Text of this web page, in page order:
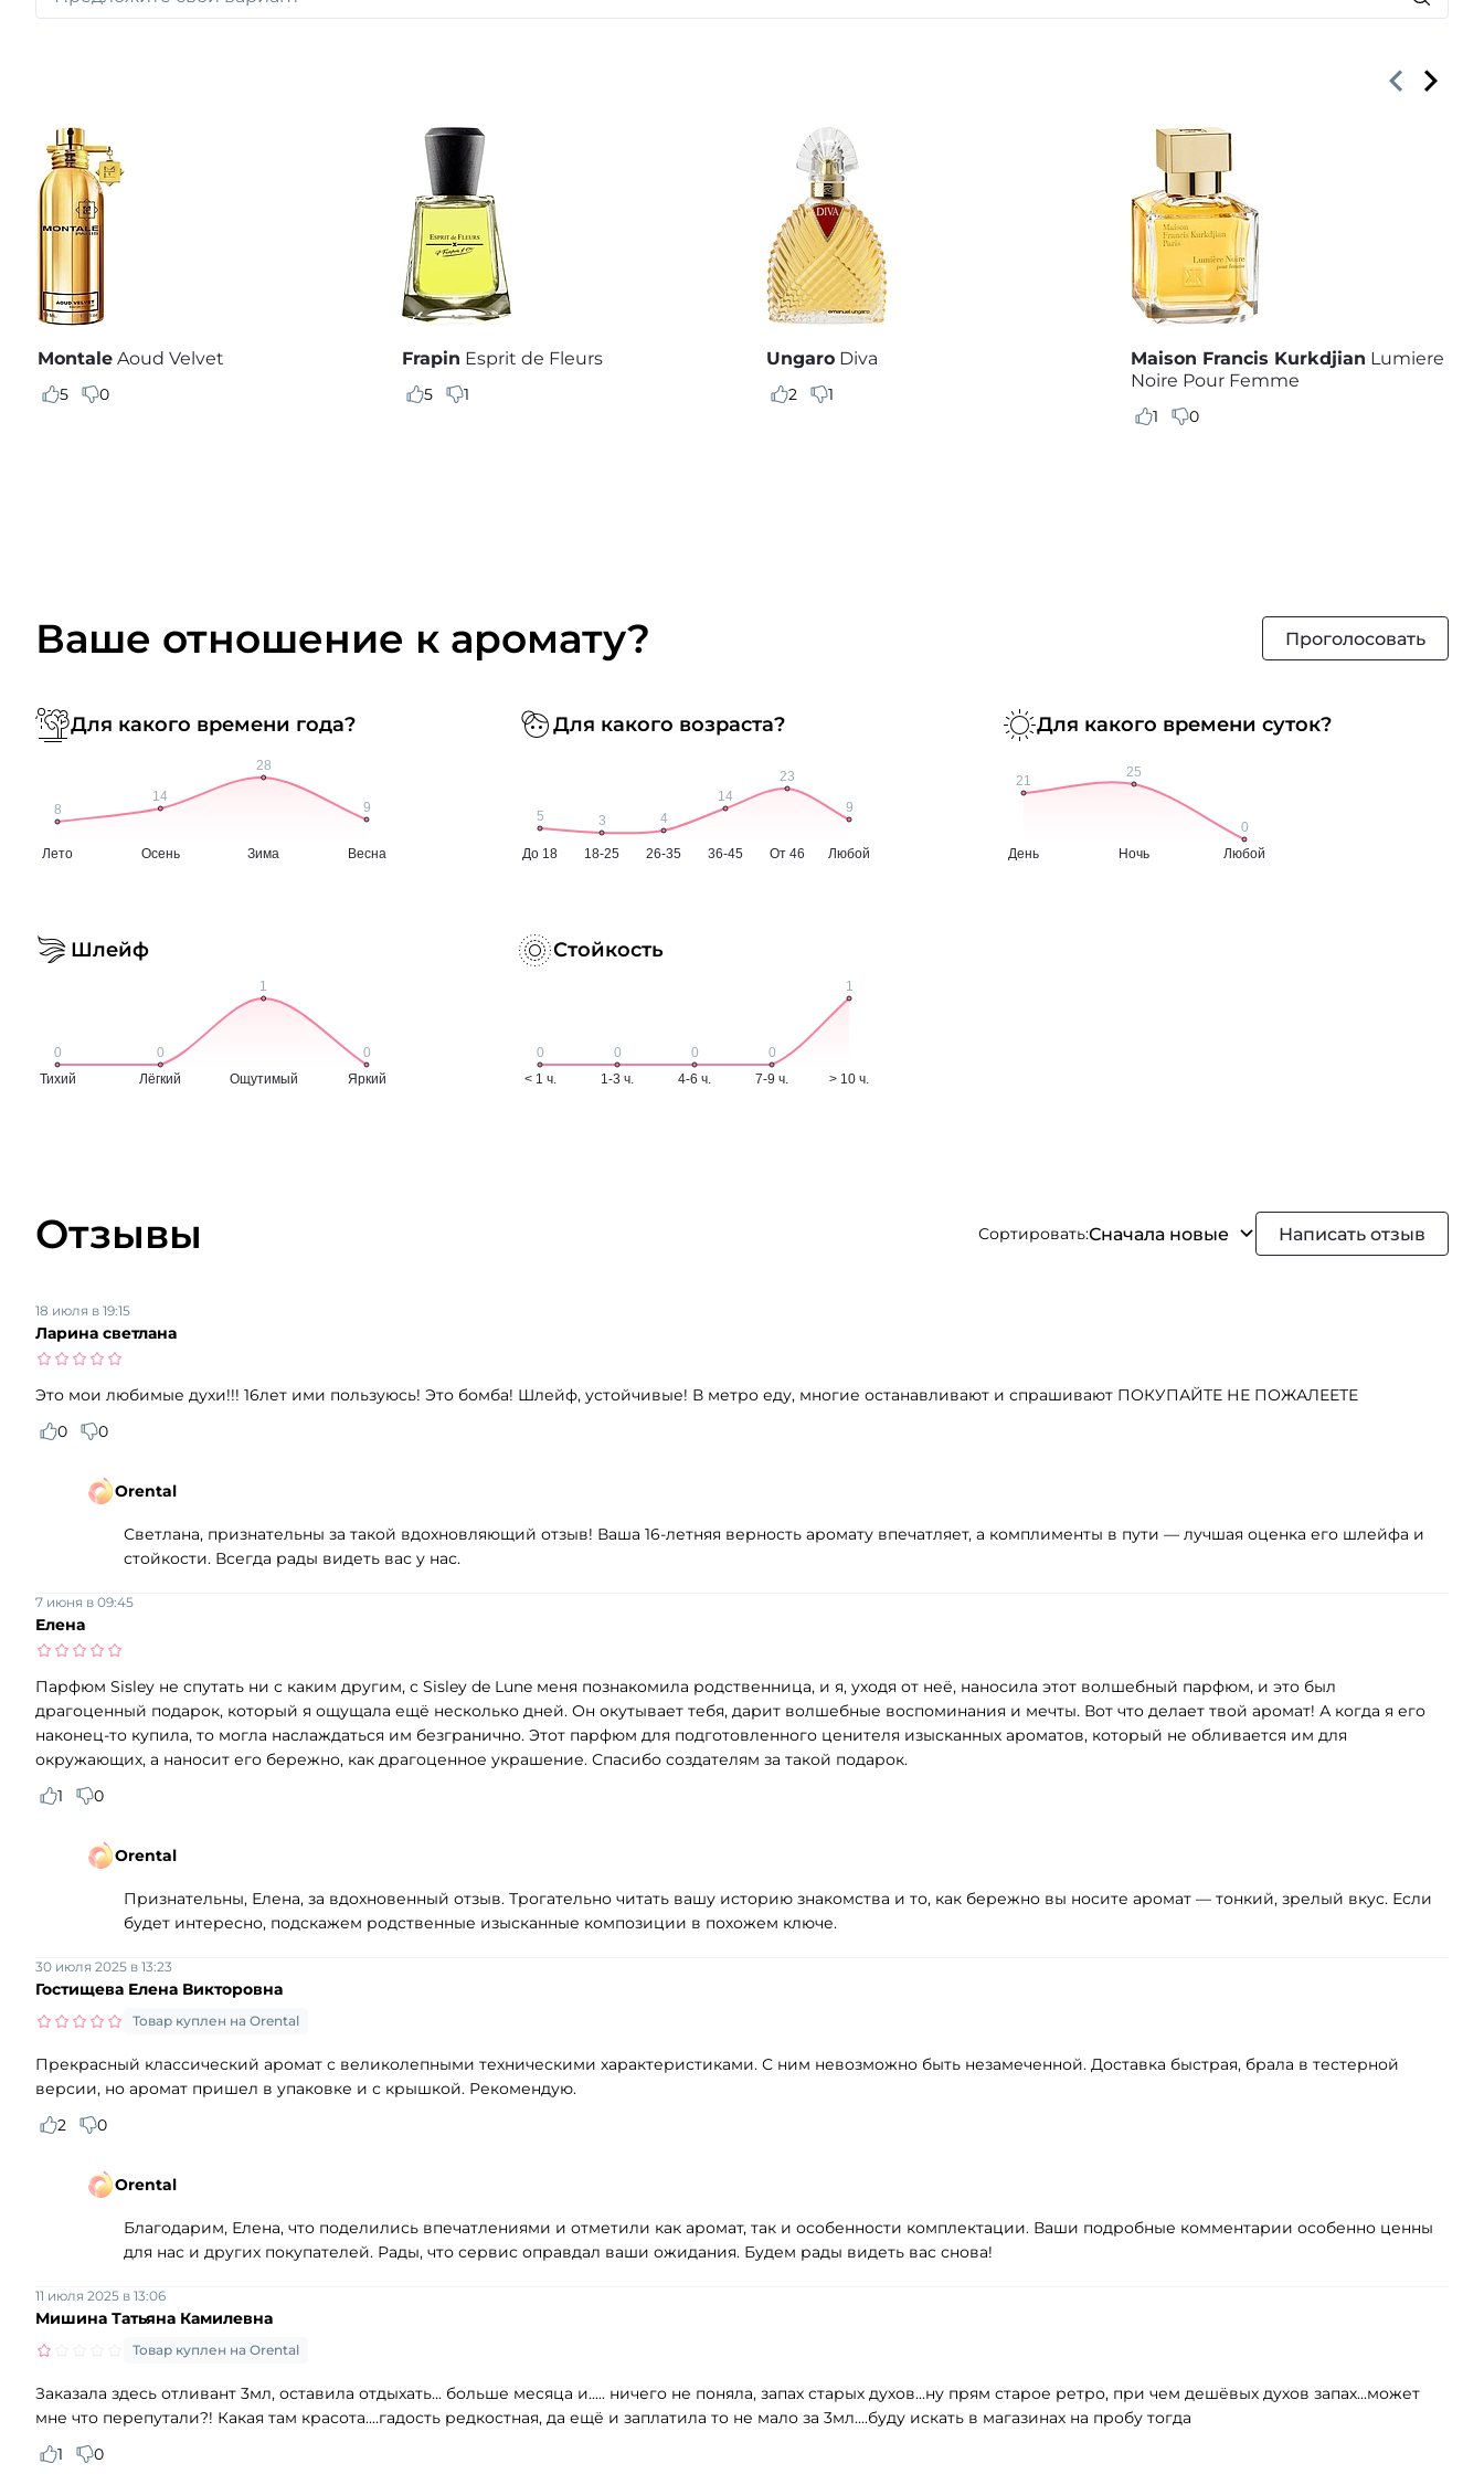
Montale Aoud Velvet
5 0
Frapin Esprit de Fleurs
5 1
Ungaro Diva
2 1
Maison Francis Kurkdjian Lumiere
Noire Pour Femme
1 0
Ваше отношение к аромату? Проголосовать
Для какого времени года? Для какого возраста? Для какого времени суток?
Шлейф Стойкость
Отзывы Сортировать:Сначала новые Написать отзыв
Ларина светлана
18 июля в 19:15
Это мои любимые духи!!! 16лет ими пользуюсь! Это бомба! Шлейф, устойчивые! В метро еду, многие останавливают и спрашивают ПОКУПАЙТЕ НЕ ПОЖАЛЕЕТЕ
0
0
Orental
Светлана, признательны за такой вдохновляющий отзыв! Ваша 16‑летняя верность аромату впечатляет, а комплименты в пути — лучшая оценка его шлейфа и
стойкости. Всегда рады видеть вас у нас.
Елена
7 июня в 09:45
Парфюм Sisley не спутать ни с каким другим, с Sisley de Lune меня познакомила родственница, и я, уходя от неё, наносила этот волшебный парфюм, и это был
драгоценный подарок, который я ощущала ещё несколько дней. Он окутывает тебя, дарит волшебные воспоминания и мечты. Вот что делает твой аромат! А когда я его
наконец-то купила, то могла наслаждаться им безгранично. Этот парфюм для подготовленного ценителя изысканных ароматов, который не обливается им для
окружающих, а наносит его бережно, как драгоценное украшение. Спасибо создателям за такой подарок.
1
0
Orental
Признательны, Елена, за вдохновенный отзыв. Трогательно читать вашу историю знакомства и то, как бережно вы носите аромат — тонкий, зрелый вкус. Если
будет интересно, подскажем родственные изысканные композиции в похожем ключе.
Гостищева Елена Викторовна
30 июля 2025 в 13:23
Товар куплен на Orental
Прекрасный классический аромат с великолепными техническими характеристиками. С ним невозможно быть незамеченной. Доставка быстрая, брала в тестерной
версии, но аромат пришел в упаковке и с крышкой. Рекомендую.
2
0
Orental
Благодарим, Елена, что поделились впечатлениями и отметили как аромат, так и особенности комплектации. Ваши подробные комментарии особенно ценны
для нас и других покупателей. Рады, что сервис оправдал ваши ожидания. Будем рады видеть вас снова!
Мишина Татьяна Камилевна
11 июля 2025 в 13:06
Товар куплен на Orental
Заказала здесь отливант 3мл, оставила отдыхать... больше месяца и..... ничего не поняла, запах старых духов...ну прям старое ретро, при чем дешёвых духов запах...может
мне что перепутали?! Какая там красота....гадость редкостная, да ещё и заплатила то не мало за 3мл....буду искать в магазинах на пробу тогда
1
0